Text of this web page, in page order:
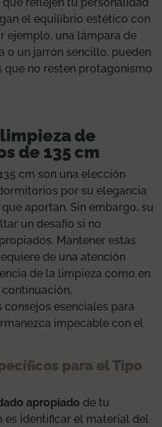
el equilibrio estético con
ejemplo, una lámpara de
o un jarrón sencillo, pueden
no resten protagonismo
de
de 135 cm
cm son una elección
por su elegancia
aportan. Sin embargo, su
un desafío si no
Mantener estas
de una atención
de la limpieza como en
esenciales para
impecable con el
para el Tipo
apropiado de tu
es identificar el material del